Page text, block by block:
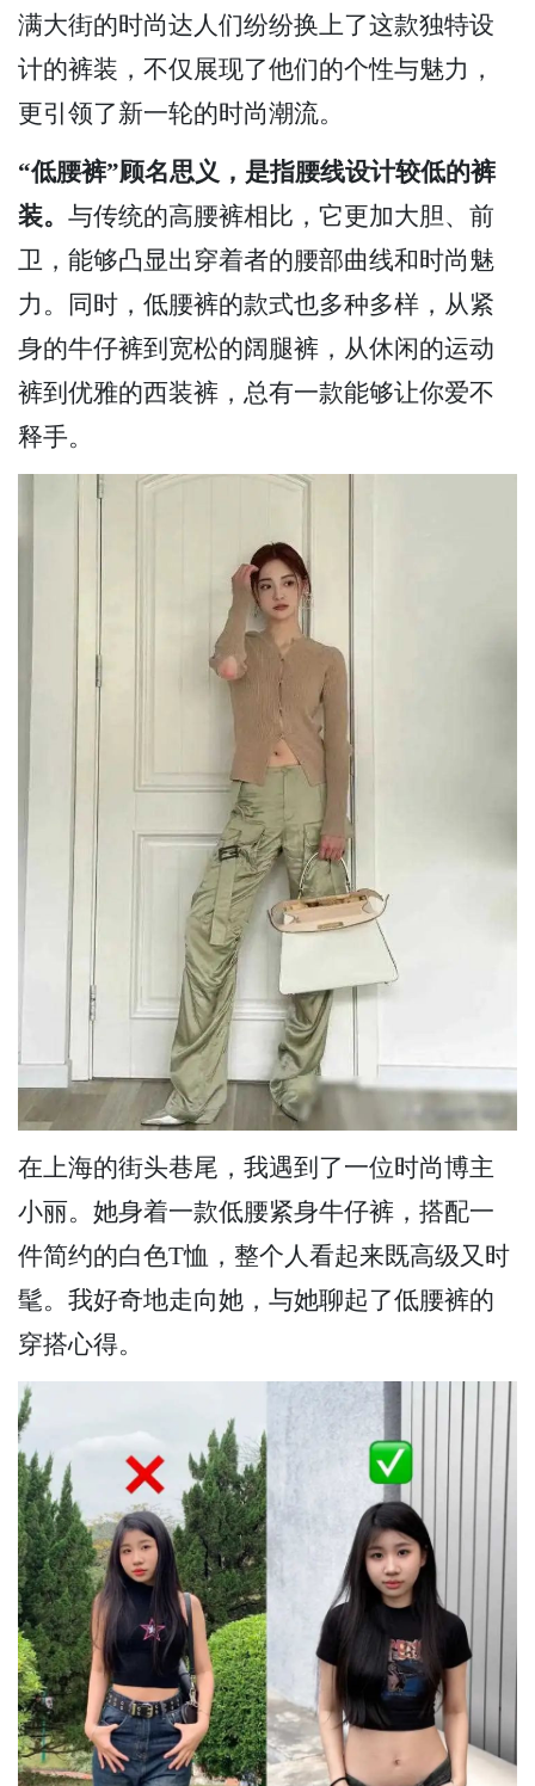
满大街的时尚达人们纷纷换上了这款独特设
计的裤装，不仅展现了他们的个性与魅力，
更引领了新一轮的时尚潮流。
“低腰裤”顾名思义，是指腰线设计较低的裤
装。 与传统的高腰裤相比，它更加大胆、前
卫，能够凸显出穿着者的腰部曲线和时尚魅
力。同时，低腰裤的款式也多种多样，从紧
身的牛仔裤到宽松的阔腿裤，从休闲的运动
裤到优雅的西装裤，总有一款能够让你爱不
释手。
在上海的街头巷尾，我遇到了一位时尚博主
小丽。她身着一款低腰紧身牛仔裤，搭配一
件简约的白色T恤，整个人看起来既高级又时
髦。我好奇地走向她，与她聊起了低腰裤的
穿搭心得。